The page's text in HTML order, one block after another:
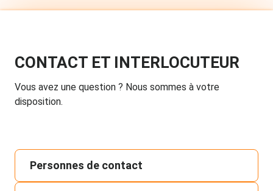
CONTACT ET INTERLOCUTEUR
Vous avez une question ? Nous sommes à votre
disposition.
Personnes de contact